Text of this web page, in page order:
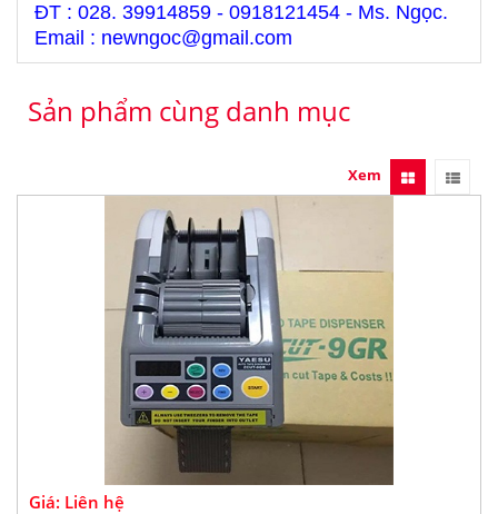
ĐT : 028. 39914859 - 0918121454 - Ms. Ngọc.
Email : newngoc@gmail.com
Sản phẩm cùng danh mục
Xem
Giá: Liên hệ